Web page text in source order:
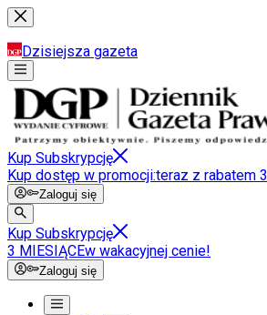
Dzisiejsza gazeta
Kup Subskrypcję
Kup dostęp w promocji:teraz z rabatem
Zaloguj się
Kup Subskrypcję
3 MIESIĄCEw wakacyjnej cenie!
Zaloguj się